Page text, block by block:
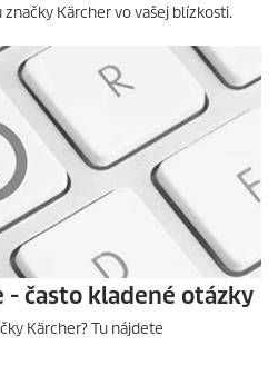
Kärcher vo vašej blízkosti.
- často kladené otázky
Kärcher? Tu nájdete